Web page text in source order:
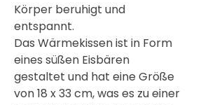
Körper beruhigt und
entspannt.
Das Wärmekissen ist in Form
eines süßen Eisbären
gestaltet und hat eine Größe
von 18 x 33 cm, was es zu einer